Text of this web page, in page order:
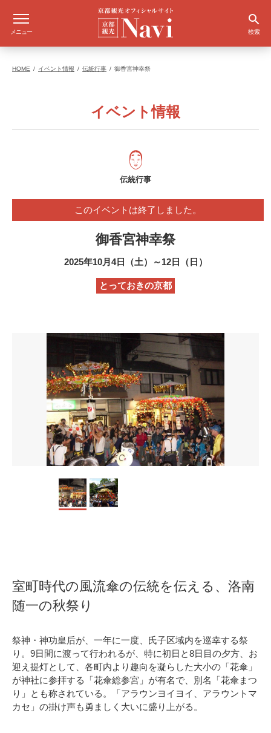
メニュー 検索
HOME イベント情報 伝統行事 御香宮神幸祭
イベント情報
伝統行事
このイベントは終了しました。
御香宮神幸祭
2025年10月4日（土）～12日（日）
とっておきの京都
室町時代の風流傘の伝統を伝える、洛南
随一の秋祭り
祭神・神功皇后が、一年に一度、氏子区域内を巡幸する祭
り。9日間に渡って行われるが、特に初日と8日目の夕方、お
迎え提灯として、各町内より趣向を凝らした大小の「花傘」
が神社に参拝する「花傘総参宮」が有名で、別名「花傘まつ
り」とも称されている。「アラウンヨイヨイ、アラウントマ
カセ」の掛け声も勇ましく大いに盛り上がる。